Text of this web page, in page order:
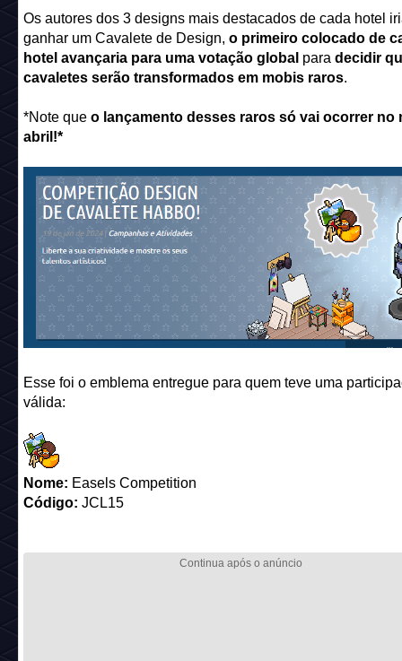
Os autores dos 3 designs mais destacados de cada hotel
ganhar um Cavalete de Design, o primeiro colocado de
hotel avançaria para uma votação global para decidir
cavaletes serão transformados em mobis raros.
*Note que o lançamento desses raros só vai ocorrer no
abril!*
Esse foi o emblema entregue para quem teve uma
válida:
Nome: Easels Competition
Código: JCL15